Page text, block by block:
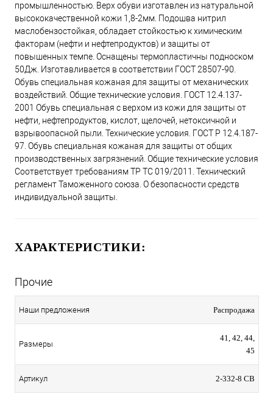
промышленностью. Верх обуви изготавлен из натуральной
высококачественной кожи 1,8-2мм. Подошва нитрил
маслобензостойкая, обладает стойкостью к химическим
факторам (нефти и нефтепродуктов) и защиты от
повышенных темпе. Оснащены термопластичны подноском
50Дж. Изготавливается в соответствии ГОСТ 28507-90.
Обувь специальная кожаная для защиты от механических
воздействий. Общие технические условия. ГОСТ 12.4.137-
2001 Обувь специальная с верхом из кожи для защиты от
нефти, нефтепродуктов, кислот, щелочей, нетоксичной и
взрывоопасной пыли. Технические условия. ГОСТ Р 12.4.187-
97. Обувь специальная кожаная для защиты от общих
производственных загрязнений. Общие технические условия
Соответствует требованиям ТР ТС 019/2011. Технический
регламент Таможенного союза. О безопасности средств
индивидуальной защиты.
ХАРАКТЕРИСТИКИ:
Прочие
Наши предложения Распродажа
Размеры
41, 42, 44,
45
Артикул 2-332-8 СВ